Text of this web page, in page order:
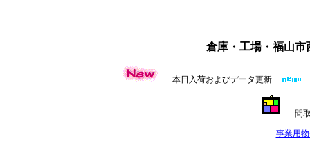
倉庫・工場・福山市
･･･本日入荷およびデータ更新 ･
･･･間
事業用